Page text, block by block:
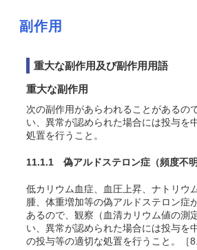
副作用
重大な副作用及び副作用用語
重大な副作用
次の副作用があらわれることがあるの
い、異常が認められた場合には投与を
処置を行うこと。
11.1.1 偽アルドステロン症 （頻度不明
低カリウム血症、血圧上昇、ナトリウ
腫、体重増加等の偽アルドステロン症
あるので、観察（血清カリウム値の測
い、異常が認められた場合には投与を
の投与等の適切な処置を行うこと。［